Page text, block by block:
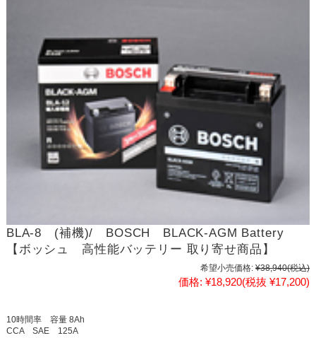
BLA-8 (補機)/ BOSCH BLACK-AGM Battery
【ボッシュ 高性能バッテリー 取り寄せ商品】
希望小売価格: ¥38,940(税込)
価格: ¥18,920(税抜 ¥17,200)
10時間率 容量 8Ah
CCA SAE 125A